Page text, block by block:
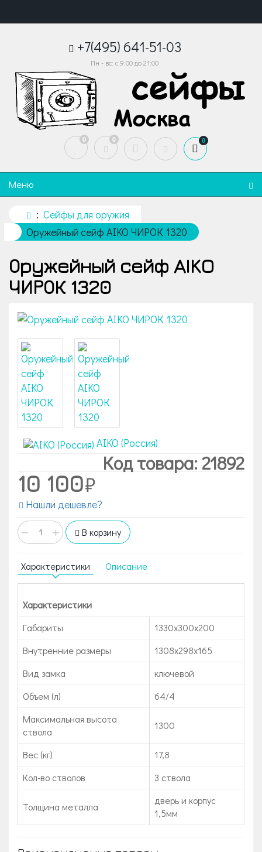
+7(495) 641-51-03
Пн - вс: с 9:00 до 21:00
0 0 0
Меню
Сейфы для оружия
Оружейный сейф AIKO ЧИРОК 1320
Оружейный сейф AIKO
ЧИРОК 1320
AIKO (Россия)
Код товара: 21892
10 100
Нашли дешевле?
− + В корзину
Характеристики Описание
Характеристики
Габариты
1330x300x200
Внутренние размеры
1308х298x165
Вид замка
ключевой
Объем (л)
64/4
Максимальная высота
ствола
1300
Вес (кг)
17,8
Кол-во стволов
3 ствола
Толщина металла
дверь и корпус
1,5мм